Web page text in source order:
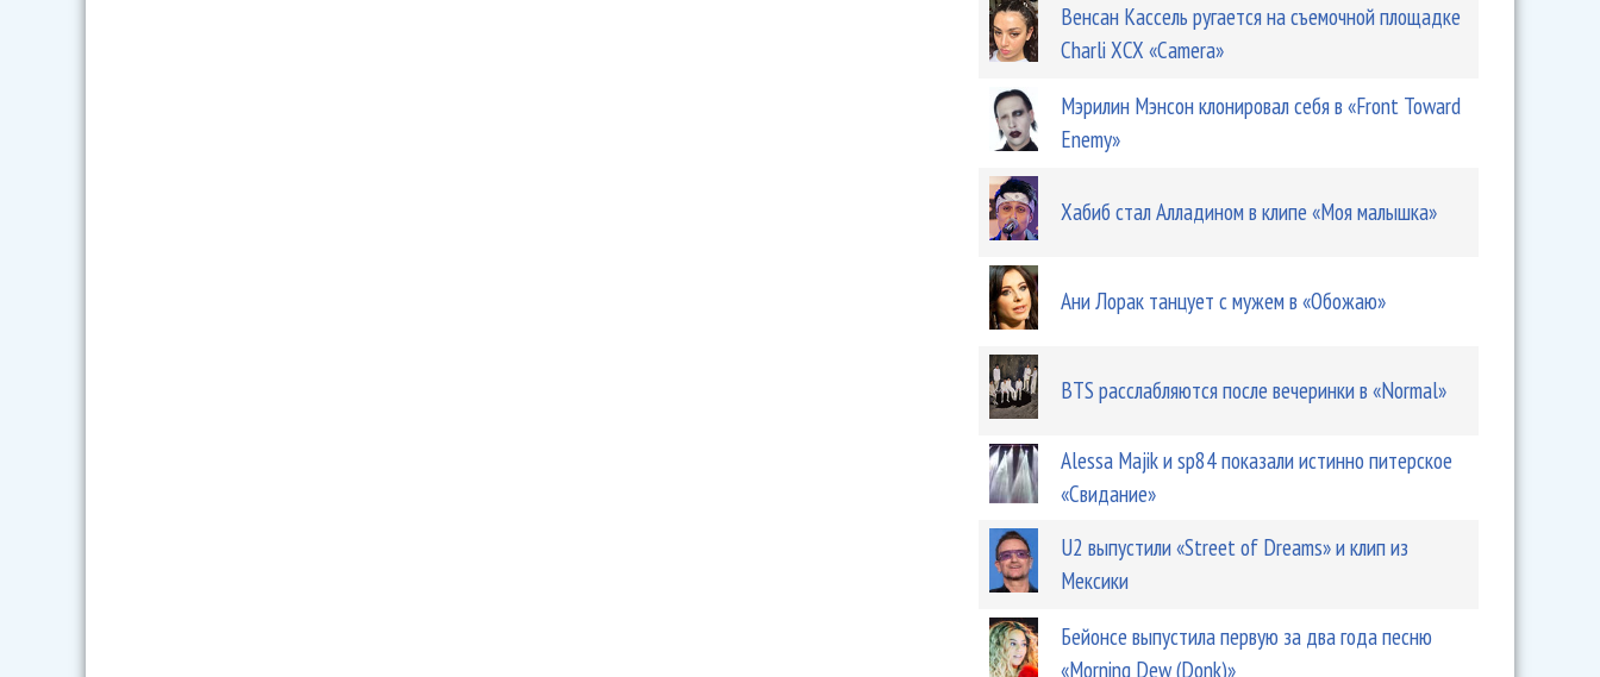
Венсан Кассель ругается на съемочной площадке
Charli XCX «Camera»
Мэрилин Мэнсон клонировал себя в «Front Toward
Enemy»
Хабиб стал Алладином в клипе «Моя малышка»
Ани Лорак танцует с мужем в «Обожаю»
BTS расслабляются после вечеринки в «Normal»
Alessa Majik и sp84 показали истинно питерское
«Свидание»
U2 выпустили «Street of Dreams» и клип из
Мексики
Бейонсе выпустила первую за два года песню
«Morning Dew (Donk)»